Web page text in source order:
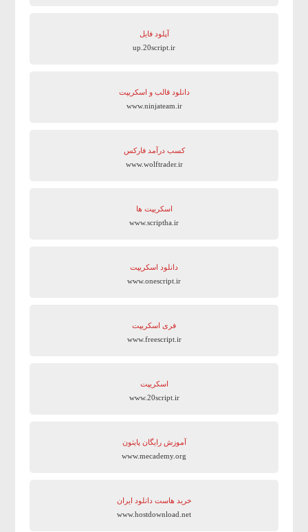
آپلود فایل
up.20script.ir
دانلود قالب و اسکریپت
www.ninjateam.ir
کسب درآمد فارکس
www.wolftrader.ir
اسکریپت ها
www.scriptha.ir
دانلود اسکریپت
www.onescript.ir
فری اسکریپت
www.freescript.ir
اسکریپت
www.20script.ir
آموزش رایگان پایتون
www.mecademy.org
خرید هاست دانلود ایران
www.hostdownload.net